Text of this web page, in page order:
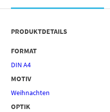
PRODUKTDETAILS
FORMAT
DIN A4
MOTIV
Weihnachten
OPTIK